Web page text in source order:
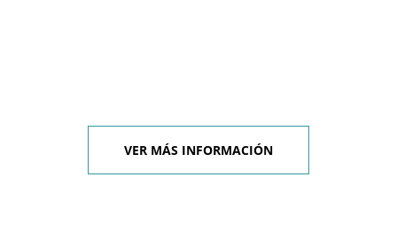
VER MÁS INFORMACIÓN